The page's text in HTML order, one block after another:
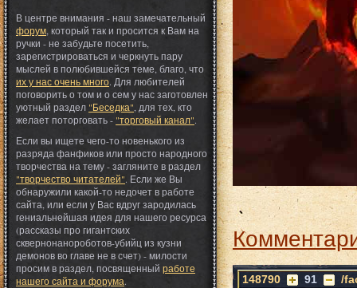
В центре внимания - наш замечательный
форум , который так и просится к Вам на
ручки - не забудьте посетить,
зарегистрироваться и черкнуть пару
мыслей в полюбившейся теме, благо, что
их у нас очень много. Для любителей
поговорить о том и о сем у нас заготовлен
уютный раздел "Беседка" , для тех, кто
желает поторговать - "торговый канал".
Если вы ищете чего-то новенького из
разряда фанфиков или просто народного
творчества на тему - загляните в раздел
"творчество читателей". Если же Вы
обнаружили какой-то недочет в работе
сайта, или если у Вас вдруг зародилась
гениальнейшая идея для нашего ресурса
(рассказы про гигантских
сквернонанороботов-убийц из кузни
демонов во главе не в счет) - милости
просим в раздел, посвященный работе
нашего сайта и форума. 148790 91 /